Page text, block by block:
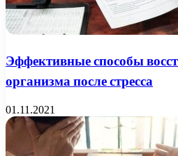
Эффективные способы
организма после стресса
01.11.2021